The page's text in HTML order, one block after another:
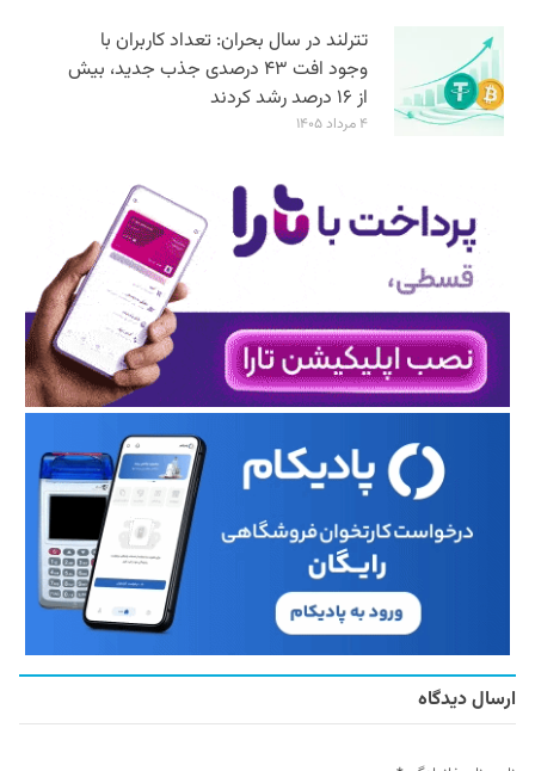
تترلند در سال بحران: تعداد کاربران با
وجود افت ۴۳ درصدی جذب جدید، بیش
از ۱۶ درصد رشد کردند
۴ مرداد ۱۴۰۵
ارسال دیدگاه